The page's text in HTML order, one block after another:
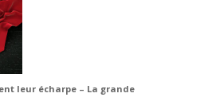
leur écharpe – La grande